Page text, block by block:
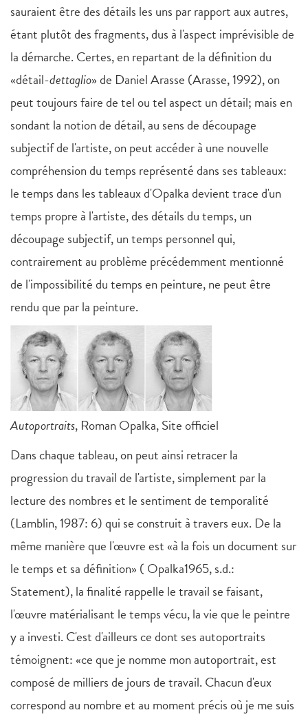
sauraient être des détails les uns par rapport aux autres,
étant plutôt des fragments, dus à l'aspect imprévisible de
la démarche. Certes, en repartant de la définition du
«détail-dettaglio» de Daniel Arasse (Arasse, 1992), on
peut toujours faire de tel ou tel aspect un détail; mais en
sondant la notion de détail, au sens de découpage
subjectif de l'artiste, on peut accéder à une nouvelle
compréhension du temps représenté dans ses tableaux:
le temps dans les tableaux d'Opalka devient trace d'un
temps propre à l'artiste, des détails du temps, un
découpage subjectif, un temps personnel qui,
contrairement au problème précédemment mentionné
de l'impossibilité du temps en peinture, ne peut être
rendu que par la peinture.
Autoportraits, Roman Opalka, Site officiel
Dans chaque tableau, on peut ainsi retracer la
progression du travail de l'artiste, simplement par la
lecture des nombres et le sentiment de temporalité
(Lamblin, 1987: 6) qui se construit à travers eux. De la
même manière que l'œuvre est «à la fois un document sur
le temps et sa définition» ( Opalka1965, s.d.:
Statement), la finalité rappelle le travail se faisant,
l'œuvre matérialisant le temps vécu, la vie que le peintre
y a investi. C'est d'ailleurs ce dont ses autoportraits
témoignent: «ce que je nomme mon autoportrait, est
composé de milliers de jours de travail. Chacun d'eux
correspond au nombre et au moment précis où je me suis